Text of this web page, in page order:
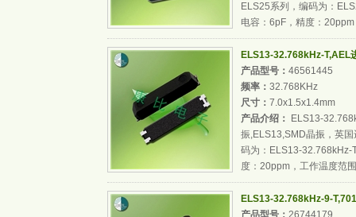
ELS25系列，编码为：
电容：6pF，精度：
ELS13-32.768kHz-T,AEL
产品型号： 46561445
频率： 32.768KHz
尺寸： 7.0x1.5x1.4mm
产品介绍：
ELS13-
振,ELS13,SMD晶振，英
码为：ELS13-32.768kHz-
度：20ppm，工作温度范
ELS13-32.768kHz-9-
产品型号： 26744179